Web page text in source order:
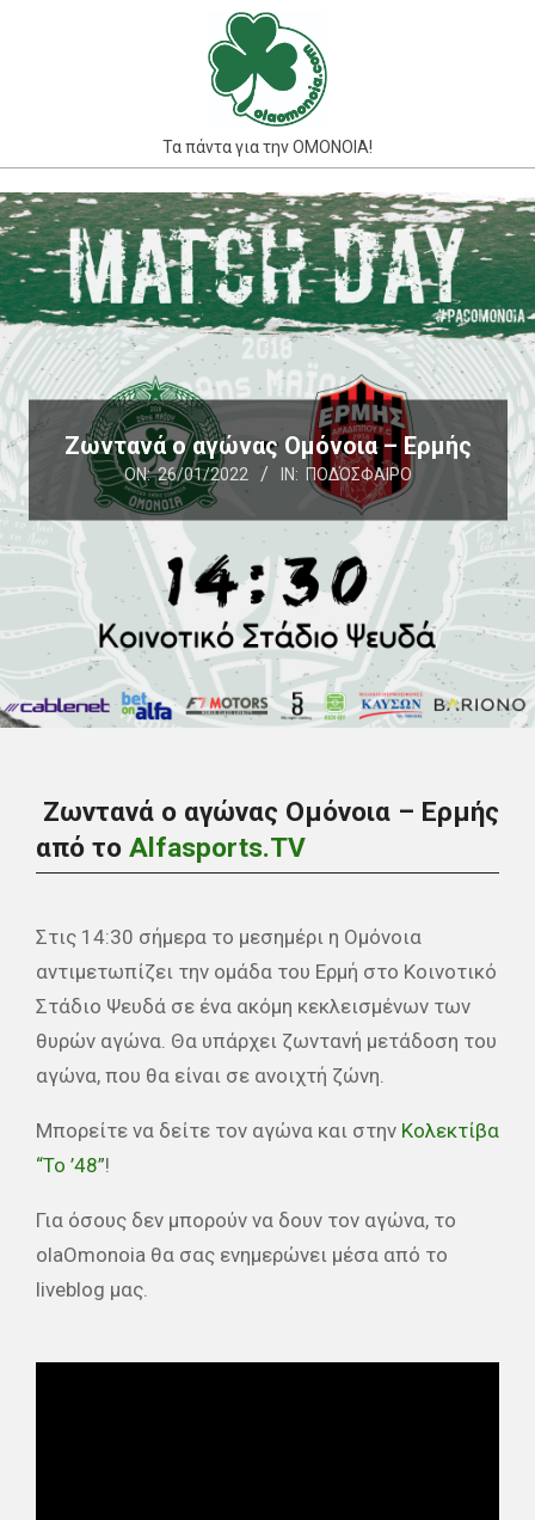
Τα πάντα για την ΟΜΟΝΟΙΑ!
Primary
Navigation
Menu
Ζωντανά ο αγώνας Ομόνοια – Ερμής
ON: 26/01/2022 IN: ΠΟΔΌΣΦΑΙΡΟ
Ζωντανά ο αγώνας Ομόνοια – Ερμής
από το Alfasports.TV
Στις 14:30 σήμερα το μεσημέρι η Ομόνοια
αντιμετωπίζει την ομάδα του Ερμή στο Κοινοτικό
Στάδιο Ψευδά σε ένα ακόμη κεκλεισμένων των
θυρών αγώνα. Θα υπάρχει ζωντανή μετάδοση του
αγώνα, που θα είναι σε ανοιχτή ζώνη.
Μπορείτε να δείτε τον αγώνα και στην Κολεκτίβα
“Το ’48”!
Για όσους δεν μπορούν να δουν τον αγώνα, το
olaOmonoia θα σας ενημερώνει μέσα από το
liveblog μας.